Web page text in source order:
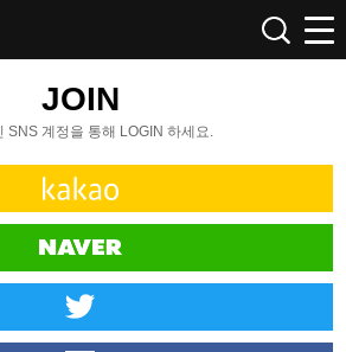
JOIN
SNS 계정을 통해 LOGIN 하세요.